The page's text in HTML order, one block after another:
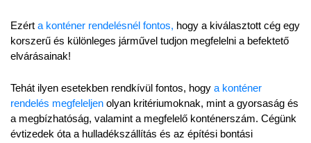
Ezért a konténer rendelésnél fontos, hogy a kiválasztott cég egy
korszerű és különleges járművel tudjon megfelelni a befektető
elvárásainak!
Tehát ilyen esetekben rendkívül fontos, hogy a konténer
rendelés megfeleljen olyan kritériumoknak, mint a gyorsaság és
a megbízhatóság, valamint a megfelelő konténerszám. Cégünk
évtizedek óta a hulladékszállítás és az építési bontási